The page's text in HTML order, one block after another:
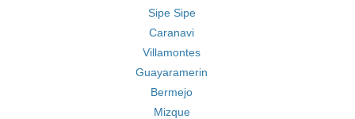
Sipe Sipe
Caranavi
Villamontes
Guayaramerin
Bermejo
Mizque